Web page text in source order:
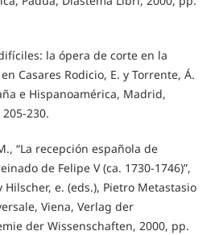
la ópera de corte en la
Casares Rodicio, E. y Torrente, Á.
e Hispanoamérica, Madrid,
230.
“La recepción española de
de Felipe V (ca. 1730-1746)”,
e. (eds.), Pietro Metastasio
Viena, Verlag der
der Wissenschaften, 2000, pp.